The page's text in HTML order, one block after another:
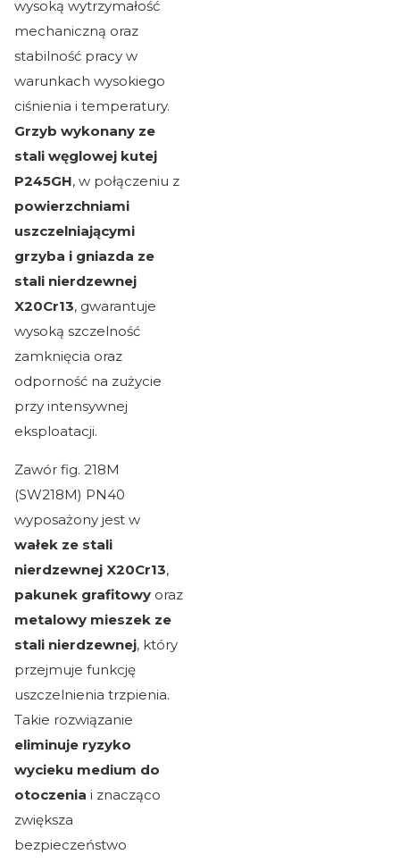
wysoką wytrzymałość
mechaniczną oraz
stabilność pracy w
warunkach wysokiego
ciśnienia i temperatury.
Grzyb wykonany ze
stali węglowej kutej
P245GH, w połączeniu z
powierzchniami
uszczelniającymi
grzyba i gniazda ze
stali nierdzewnej
X20Cr13, gwarantuje
wysoką szczelność
zamknięcia oraz
odporność na zużycie
przy intensywnej
eksploatacji.
Zawór fig. 218M
(SW218M) PN40
wyposażony jest w
wałek ze stali
nierdzewnej X20Cr13,
pakunek grafitowy oraz
metalowy mieszek ze
stali nierdzewnej, który
przejmuje funkcję
uszczelnienia trzpienia.
Takie rozwiązanie
eliminuje ryzyko
wycieku medium do
otoczenia i znacząco
zwiększa
bezpieczeństwo